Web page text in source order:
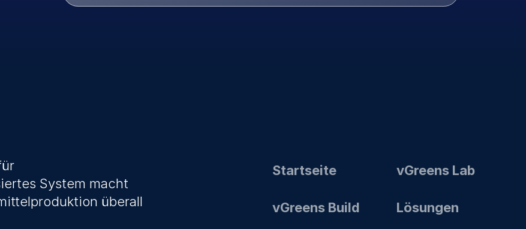
System macht
überall
Startseite vGreens Lab
vGreens Build Lösungen